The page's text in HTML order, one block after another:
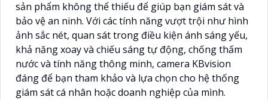
sản phẩm không thể thiếu để giúp bạn giám sát và
bảo vệ an ninh. Với các tính năng vượt trội như hình
ảnh sắc nét, quan sát trong điều kiện ánh sáng yếu,
khả năng xoay và chiếu sáng tự động, chống thấm
nước và tính năng thông minh, camera KBvision
đáng để bạn tham khảo và lựa chọn cho hệ thống
giám sát cá nhân hoặc doanh nghiệp của mình.